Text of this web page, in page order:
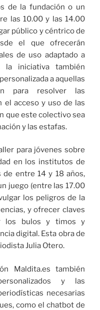
de la fundación o un
las 10.00 y las 14.00
público y céntrico de
el que ofrecerán
de uso adaptado a
la iniciativa también
a aquellas
para resolver las
el acceso y uso de las
que este colectivo sea
y las estafas.
para jóvenes sobre
en los institutos de
de entre 14 y 18 años,
juego (entre las 17.00
los peligros de la
y ofrecer claves
los bulos y timos y
digital. Esta obra de
Julia Otero.
Maldita.es también
y las
necesarias
como el chatbot de